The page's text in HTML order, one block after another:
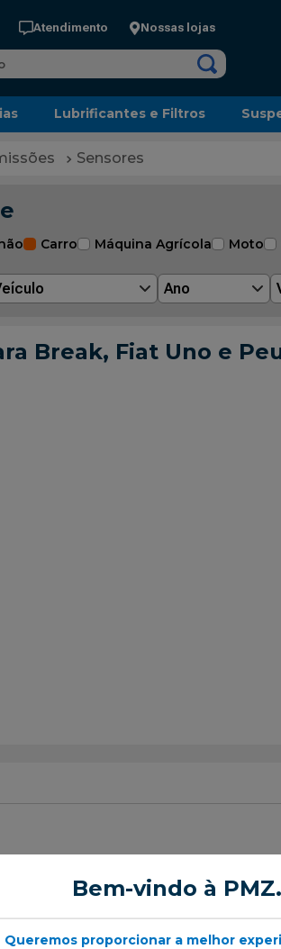
Bem-vindo à
Queremos proporcionar a melhor
Atendimento Nossas lojas
Lubrificantes e Filtros
Sensores
Carro Máquina Agrícola Moto
Ano
Break, Fiat Uno e
672